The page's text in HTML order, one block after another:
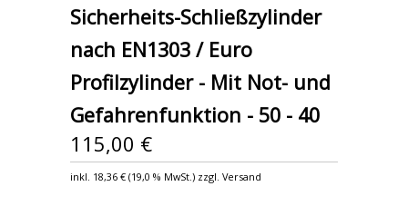
Sicherheits-Schließzylinder
nach EN1303 / Euro
Profilzylinder - Mit Not- und
Gefahrenfunktion - 50 - 40
115,00 €
inkl. 18,36 € (19,0 % MwSt.) zzgl. Versand